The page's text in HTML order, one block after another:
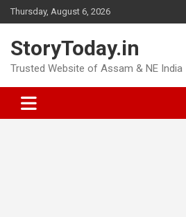
Skip
to
Thursday, August 6, 2026
StoryToday.in
Trusted Website of Assam & NE India